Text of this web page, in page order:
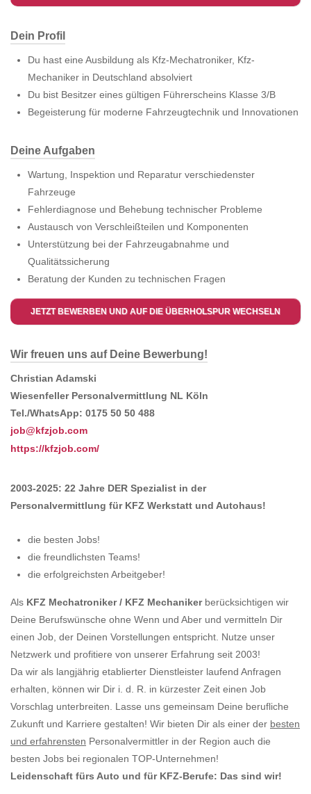
Dein Profil
Du hast eine Ausbildung als Kfz-Mechatroniker, Kfz-
Mechaniker in Deutschland absolviert
Du bist Besitzer eines gültigen Führerscheins Klasse 3/B
Begeisterung für moderne Fahrzeugtechnik und Innovationen
Deine Aufgaben
Wartung, Inspektion und Reparatur verschiedenster
Fahrzeuge
Fehlerdiagnose und Behebung technischer Probleme
Austausch von Verschleißteilen und Komponenten
Unterstützung bei der Fahrzeugabnahme und
Qualitätssicherung
Beratung der Kunden zu technischen Fragen
JETZT BEWERBEN UND AUF DIE ÜBERHOLSPUR WECHSELN
Wir freuen uns auf Deine Bewerbung!
Christian Adamski
Wiesenfeller Personalvermittlung NL Köln
Tel./WhatsApp: 0175 50 50 488
job@kfzjob.com
https://kfzjob.com/
2003-2025: 22 Jahre DER Spezialist in der
Personalvermittlung für KFZ Werkstatt und Autohaus!
die besten Jobs!
die freundlichsten Teams!
die erfolgreichsten Arbeitgeber!
Als KFZ Mechatroniker / KFZ Mechanikerberücksichtigen wir
Deine Berufswünsche ohne Wenn und Aber und vermitteln Dir
einen Job, der Deinen Vorstellungen entspricht. Nutze unser
Netzwerk und profitiere von unserer Erfahrung seit 2003!
Da wir als langjährig etablierter Dienstleister laufend Anfragen
erhalten, können wir Dir i. d. R. in kürzester Zeit einen Job
Vorschlag unterbreiten. Lasse uns gemeinsam Deine berufliche
Zukunft und Karriere gestalten! Wir bieten Dir als einer der besten
und erfahrensten Personalvermittler in der Region auch die
besten Jobs bei regionalen TOP-Unternehmen!
Leidenschaft fürs Auto und für KFZ-Berufe: Das sind wir!